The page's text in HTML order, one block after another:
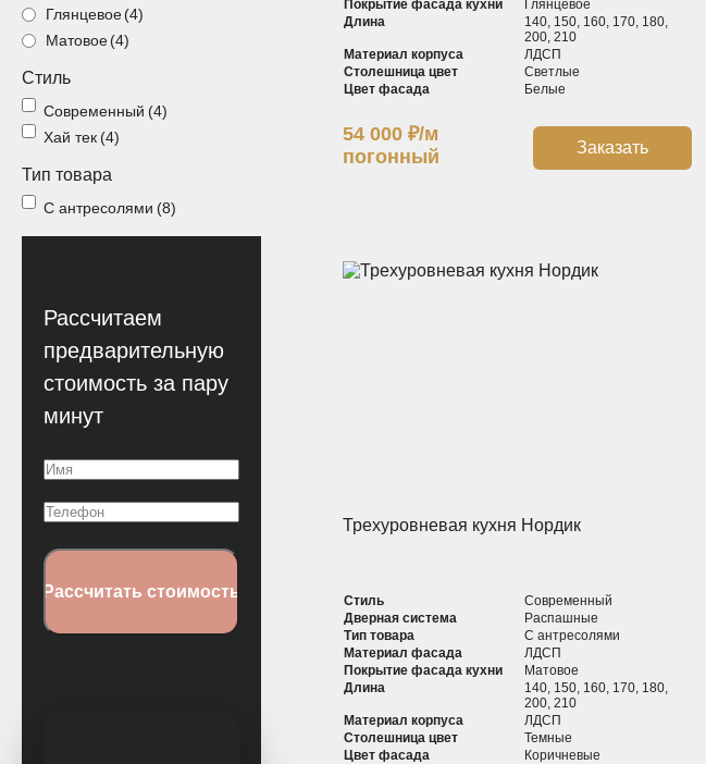
Глянцевое(4)
Матовое(4)
Стиль
Современный (4)
Хай тек (4)
Тип товара
С антресолями (8)
Рассчитаем
предварительную
стоимость за пару
минут
Имя
Телефон
Покрытие фасада кухни
Глянцевое
Длина
140, 150, 160, 170, 180,
200, 210
Материал корпуса
ЛДСП
Столешница цвет
Светлые
Цвет фасада
Белые
54 000 ₽/м
погонный
Заказать
Трехуровневая кухня Нордик
Стиль
Современный
Дверная система
Распашные
Тип товара
С антресолями
Материал фасада
ЛДСП
Покрытие фасада кухни
Матовое
Длина
140, 150, 160, 170, 180,
200, 210
Материал корпуса
ЛДСП
Столешница цвет
Темные
Цвет фасада
Коричневые